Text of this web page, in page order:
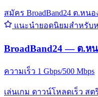
สมัคร BroadBand24 ต.หน
แนะนำยอดนิยมสำหรับ
BroadBand24 — ต.ห
ความเร็ว 1 Gbps/500 Mbps
เล่นเกม ดาวน์โหลดเร็ว สต